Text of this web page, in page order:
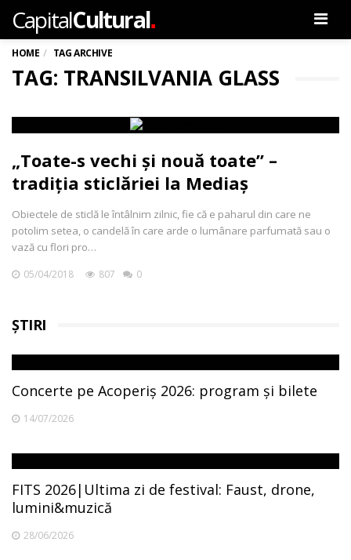
CapitalCultural.
HOME TAG ARCHIVE
TAG: TRANSILVANIA GLASS
„Toate-s vechi și nouă toate” –
tradiția sticlăriei la Mediaș
Obiectele de sticlă le întâlnim zilnic, fie că e paharul din care ne
potolim setea, o candelă în care arde o lumânare parfumată sau o
vază cu flori pro…
05/04/2018 807 0
ȘTIRI
Concerte pe Acoperiș 2026: program și bilete
14/07/2026
FITS 2026|Ultima zi de festival: Faust, drone,
lumini&muzică
28/06/2026